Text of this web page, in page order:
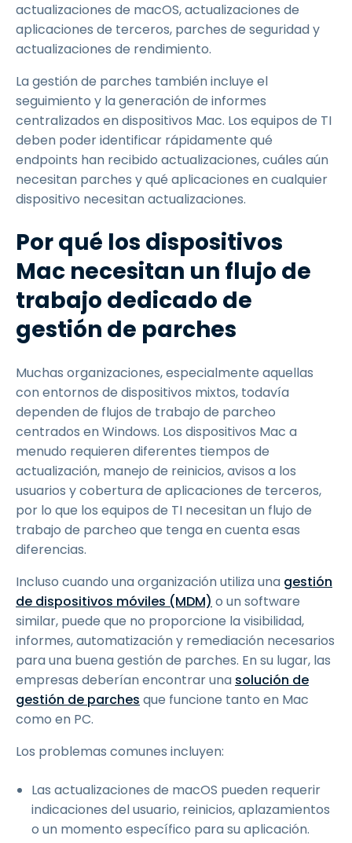
actualizaciones de macOS, actualizaciones de
aplicaciones de terceros, parches de seguridad y
actualizaciones de rendimiento.
La gestión de parches también incluye el
seguimiento y la generación de informes
centralizados en dispositivos Mac. Los equipos de TI
deben poder identificar rápidamente qué
endpoints han recibido actualizaciones, cuáles aún
necesitan parches y qué aplicaciones en cualquier
dispositivo necesitan actualizaciones.
Por qué los dispositivos
Mac necesitan un flujo de
trabajo dedicado de
gestión de parches
Muchas organizaciones, especialmente aquellas
con entornos de dispositivos mixtos, todavía
dependen de flujos de trabajo de parcheo
centrados en Windows. Los dispositivos Mac a
menudo requieren diferentes tiempos de
actualización, manejo de reinicios, avisos a los
usuarios y cobertura de aplicaciones de terceros,
por lo que los equipos de TI necesitan un flujo de
trabajo de parcheo que tenga en cuenta esas
diferencias.
Incluso cuando una organización utiliza una gestión
de dispositivos móviles (MDM) o un software
similar, puede que no proporcione la visibilidad,
informes, automatización y remediación necesarios
para una buena gestión de parches. En su lugar, las
empresas deberían encontrar una solución de
gestión de parches que funcione tanto en Mac
como en PC.
Los problemas comunes incluyen:
Las actualizaciones de macOS pueden requerir
indicaciones del usuario, reinicios, aplazamientos
o un momento específico para su aplicación.